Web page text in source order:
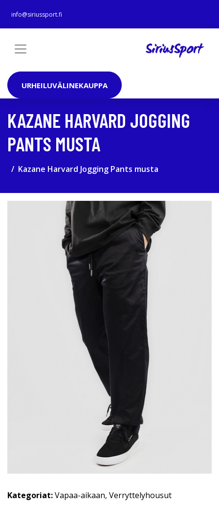
info@siriussport.fi
URHEILUVÄLINEKAUPPA
KAZANE HARVARD JOGGING
PANTS MUSTA
Kazane Harvard Jogging Pants musta
Kategoriat:Vapaa-aikaan, Verryttelyhousut